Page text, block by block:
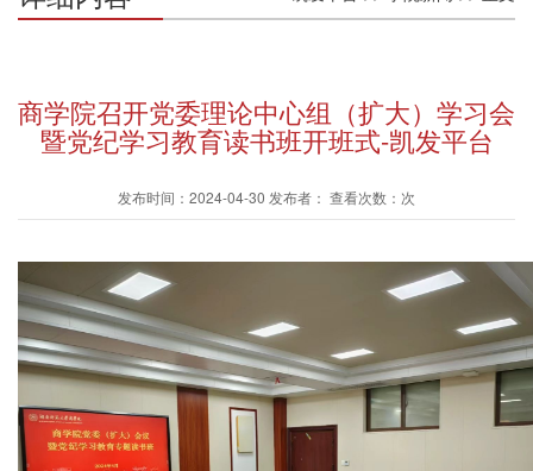
商学院召开党委理论中心组（扩大）学习会
暨党纪学习教育读书班开班式-凯发平台
发布时间：2024-04-30 发布者： 查看次数：次